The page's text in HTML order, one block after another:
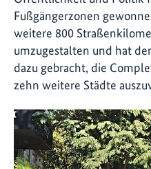
Fußgängerzonen
weitere 800
umzugestalten und hat
dazu gebracht, die
zehn weitere Städte